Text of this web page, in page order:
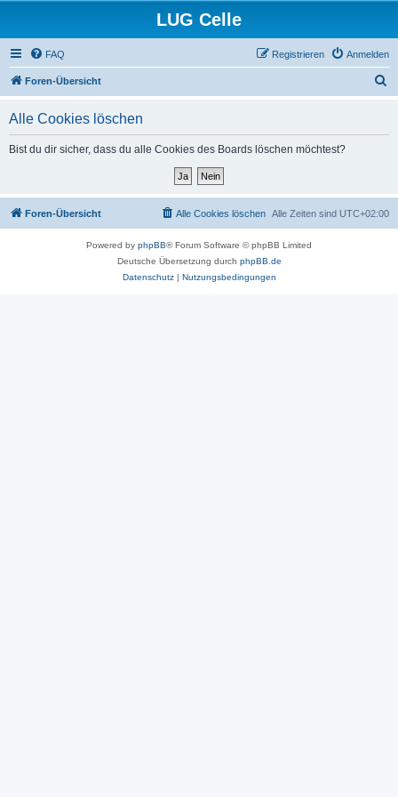
LUG Celle
FAQ Anmelden
Registrieren
Foren-Übersicht
Alle Cookies löschen
Bist du dir sicher, dass du alle Cookies des Boards löschen möchtest?
Foren-Übersicht Alle Zeiten sind UTC+02:00
Alle Cookies löschen
Powered by phpBB® Forum Software © phpBB Limited
Deutsche Übersetzung durch phpBB.de
Datenschutz| Nutzungsbedingungen